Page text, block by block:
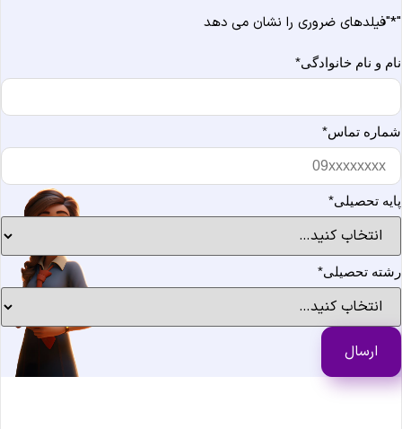
*"فیلدهای ضروری را نشان می دهد
و نام خانوادگی *
تماس *
تحصیلی *
تحصیلی *